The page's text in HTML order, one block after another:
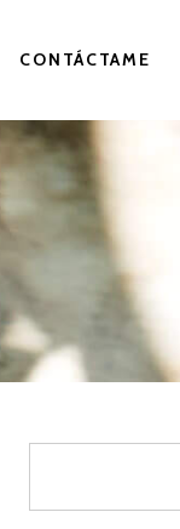
CONTÁCTAME